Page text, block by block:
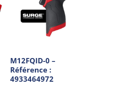
M12FQID-0 –
Référence :
4933464972